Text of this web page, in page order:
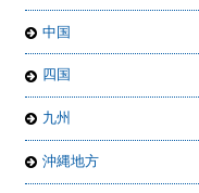
中国
四国
九州
沖縄地方